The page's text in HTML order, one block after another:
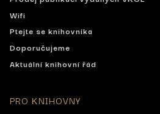
Wifi
Ptejte se knihovníka
Doporučujeme
Aktuální knihovní řád
PRO KNIHOVNY